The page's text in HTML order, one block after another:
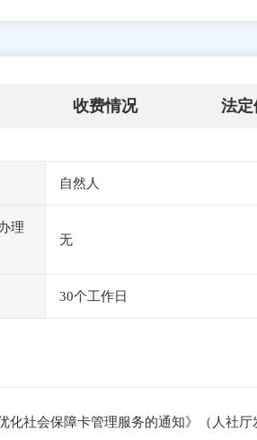
收费情况 法
自然人
理
无
30个工作日
化社会保障卡管理服务的通知》（人社